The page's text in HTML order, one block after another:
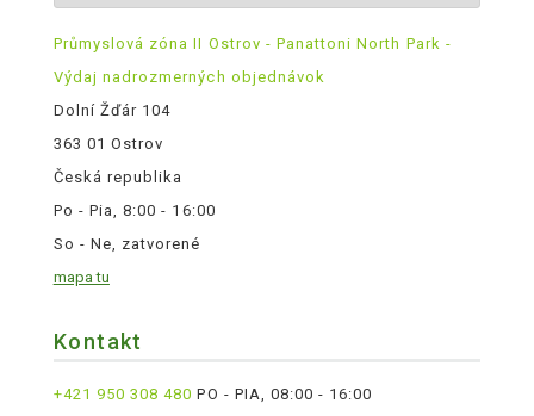
Průmyslová zóna II Ostrov - Panattoni North Park -
Výdaj nadrozmerných objednávok
Dolní Žďár 104
363 01 Ostrov
Česká republika
Po - Pia, 8:00 - 16:00
So - Ne, zatvorené
mapa tu
Kontakt
+421 950 308 480 PO - PIA, 08:00 - 16:00